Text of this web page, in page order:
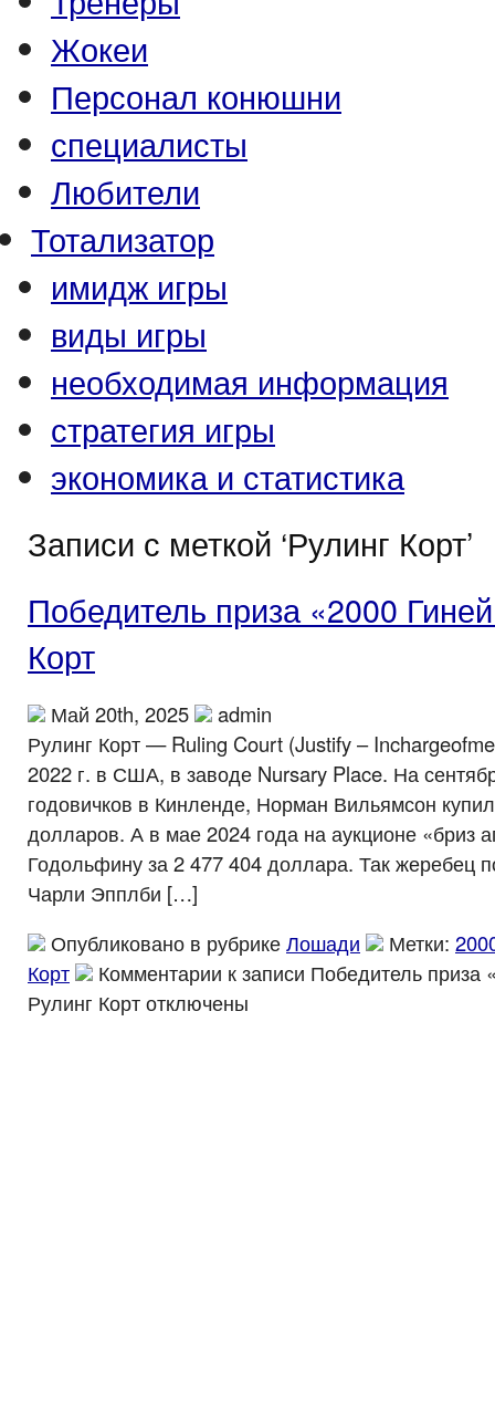
Жокеи
Персонал конюшни
специалисты
Любители
Тотализатор
имидж игры
виды игры
необходимая информация
стратегия игры
экономика и статистика
Записи с меткой ‘Рулинг Корт’
Победитель приза «2000
Корт
Май 20th, 2025
admin
Рулинг Корт — Ruling Court (Justify –
2022 г. в США, в заводе Nursary Place. На
годовичков в Кинленде, Норман Вильямсон
долларов. А в мае 2024 года на аукционе «бриз
Годольфину за 2 477 404 доллара. Так жеребец
Чарли Эпплби […]
Опубликовано в рубрикеЛошади Метки:
Корт
Комментарии к записи Победитель приза
Рулинг Кортотключены